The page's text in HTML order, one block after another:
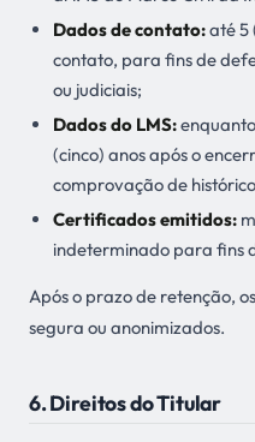
Dados de contato:até 5
contato, para fins de
ou judiciais;
Dados do LMS:
(cinco) anos após o
comprovação de
Certificados emitidos:
indeterminado para fins
Após o prazo de retenção,
segura ou anonimizados.
6. Direitos do Titular